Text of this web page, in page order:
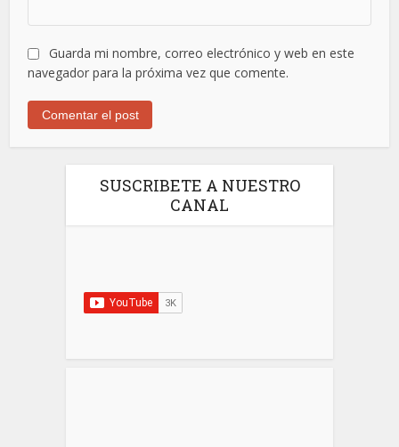
Guarda mi nombre, correo electrónico y web en este
navegador para la próxima vez que comente.
SUSCRIBETE A NUESTRO
CANAL